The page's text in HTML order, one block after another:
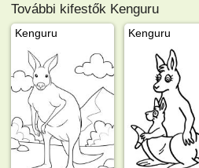
További kifestők Kenguru
Kenguru Kenguru